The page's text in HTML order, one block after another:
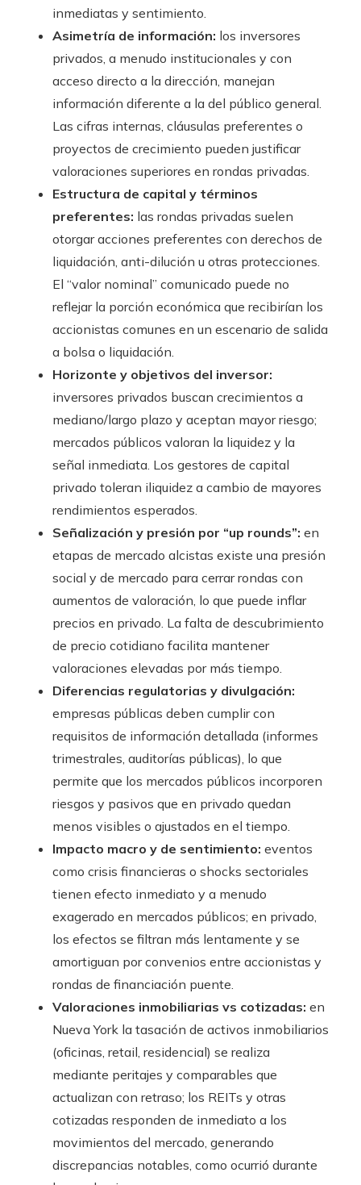
inmediatas y sentimiento.
Asimetría de información: los inversores
privados, a menudo institucionales y con
acceso directo a la dirección, manejan
información diferente a la del público general.
Las cifras internas, cláusulas preferentes o
proyectos de crecimiento pueden justificar
valoraciones superiores en rondas privadas.
Estructura de capital y términos
preferentes: las rondas privadas suelen
otorgar acciones preferentes con derechos de
liquidación, anti-dilución u otras protecciones.
El “valor nominal” comunicado puede no
reflejar la porción económica que recibirían los
accionistas comunes en un escenario de salida
a bolsa o liquidación.
Horizonte y objetivos del inversor:
inversores privados buscan crecimientos a
mediano/largo plazo y aceptan mayor riesgo;
mercados públicos valoran la liquidez y la
señal inmediata. Los gestores de capital
privado toleran iliquidez a cambio de mayores
rendimientos esperados.
Señalización y presión por “up rounds”: en
etapas de mercado alcistas existe una presión
social y de mercado para cerrar rondas con
aumentos de valoración, lo que puede inflar
precios en privado. La falta de descubrimiento
de precio cotidiano facilita mantener
valoraciones elevadas por más tiempo.
Diferencias regulatorias y divulgación:
empresas públicas deben cumplir con
requisitos de información detallada (informes
trimestrales, auditorías públicas), lo que
permite que los mercados públicos incorporen
riesgos y pasivos que en privado quedan
menos visibles o ajustados en el tiempo.
Impacto macro y de sentimiento: eventos
como crisis financieras o shocks sectoriales
tienen efecto inmediato y a menudo
exagerado en mercados públicos; en privado,
los efectos se filtran más lentamente y se
amortiguan por convenios entre accionistas y
rondas de financiación puente.
Valoraciones inmobiliarias vs cotizadas: en
Nueva York la tasación de activos inmobiliarios
(oficinas, retail, residencial) se realiza
mediante peritajes y comparables que
actualizan con retraso; los REITs y otras
cotizadas responden de inmediato a los
movimientos del mercado, generando
discrepancias notables, como ocurrió durante